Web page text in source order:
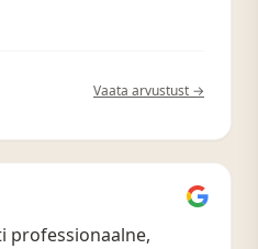
Vaata arvustust →
professionaalne,